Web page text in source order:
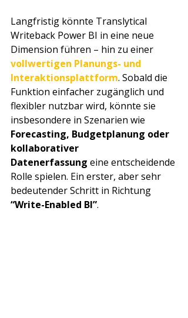
Langfristig könnte Translytical
Writeback Power BI in eine neue
Dimension führen – hin zu einer
vollwertigen Planungs- und
Interaktionsplattform. Sobald die
Funktion einfacher zugänglich und
flexibler nutzbar wird, könnte sie
insbesondere in Szenarien wie
Forecasting, Budgetplanung oder
kollaborativer
Datenerfassung eine entscheidende
Rolle spielen. Ein erster, aber sehr
bedeutender Schritt in Richtung
“Write-Enabled BI”.